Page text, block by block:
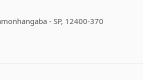
- SP, 12400-370